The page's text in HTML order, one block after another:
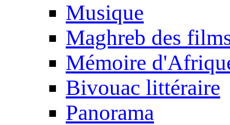
Musique
Maghreb des
Mémoire
Bivouac littéraire
Panorama